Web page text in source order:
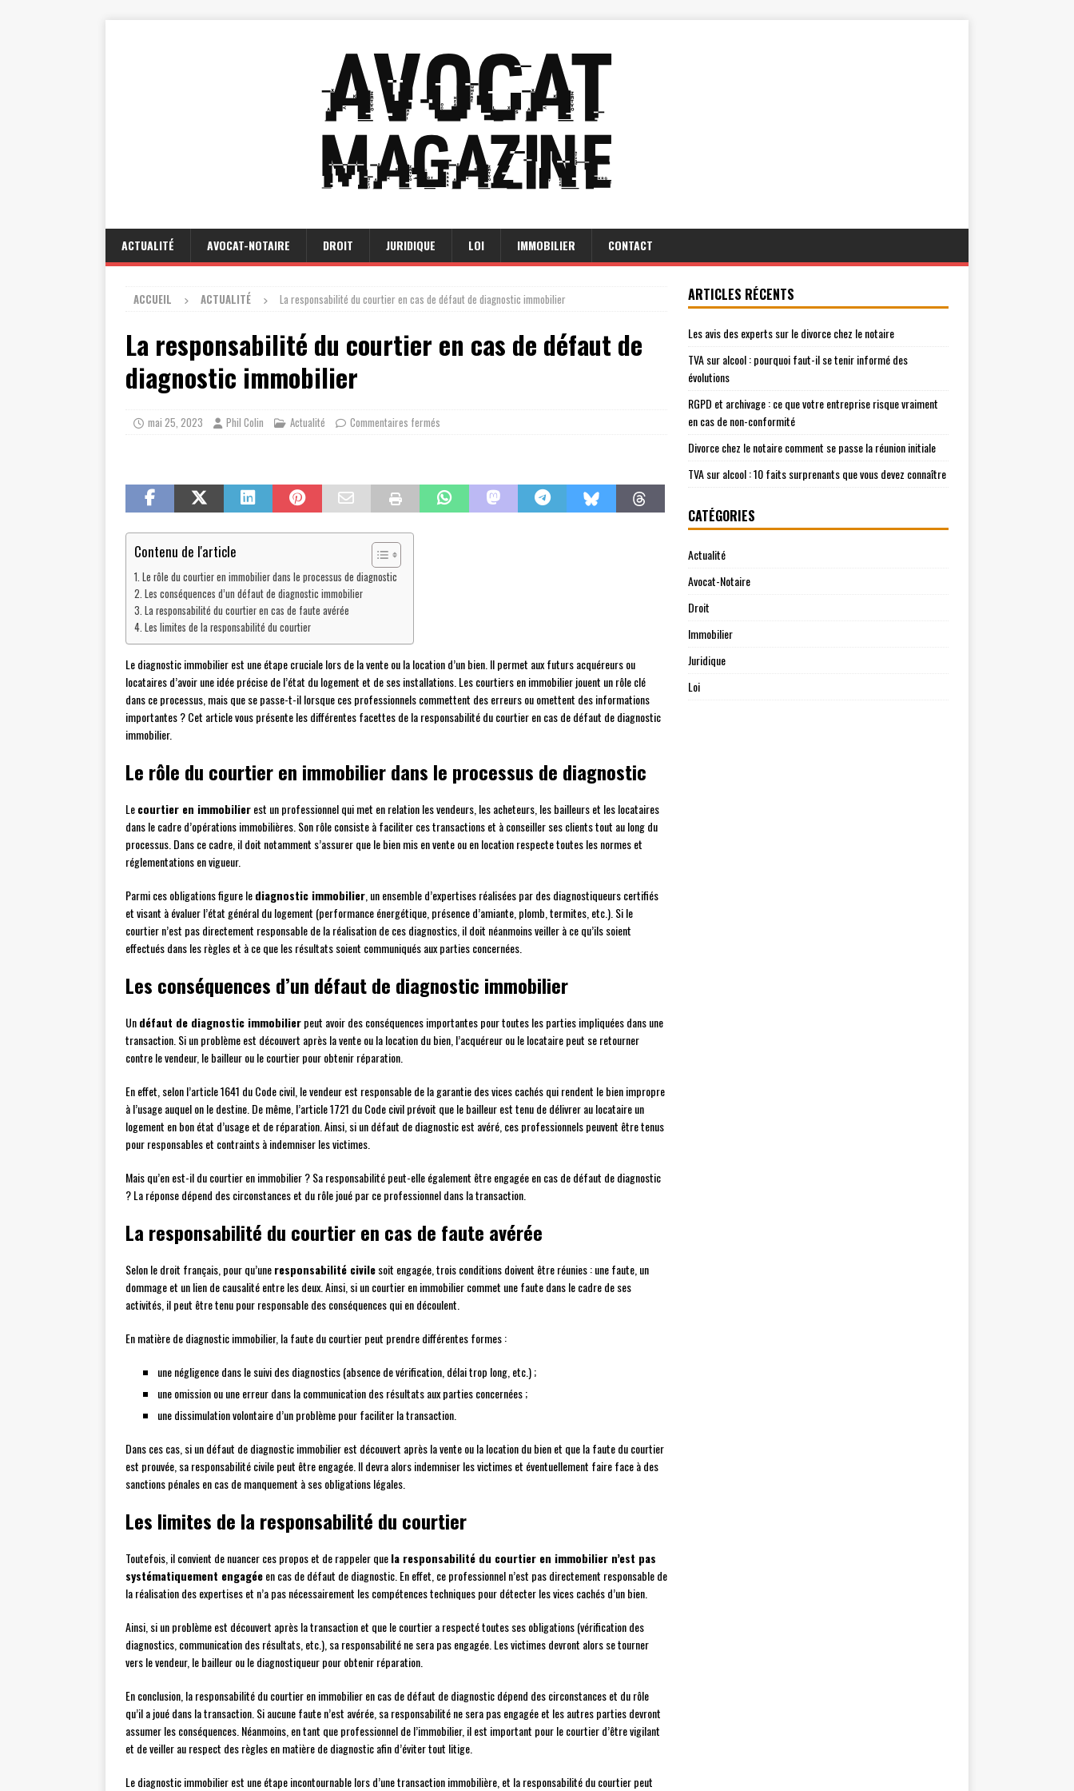
ACTUALITÉ AVOCAT-NOTAIRE DROIT JURIDIQUE LOI IMMOBILIER CONTACT
ACCUEIL ACTUALITÉ La responsabilité du courtier en cas de défaut de diagnostic immobilier
La responsabilité du courtier en cas de défaut de
diagnostic immobilier
mai 25, 2023 Phil Colin Actualité Commentaires fermés
Contenu de l'article
Le rôle du courtier en immobilier dans le processus de diagnostic
Les conséquences d’un défaut de diagnostic immobilier
La responsabilité du courtier en cas de faute avérée
Les limites de la responsabilité du courtier
Le diagnostic immobilier est une étape cruciale lors de la vente ou la location d’un bien. Il permet aux futurs acquéreurs ou
locataires d’avoir une idée précise de l’état du logement et de ses installations. Les courtiers en immobilier jouent un rôle clé
dans ce processus, mais que se passe-t-il lorsque ces professionnels commettent des erreurs ou omettent des informations
importantes ? Cet article vous présente les différentes facettes de la responsabilité du courtier en cas de défaut de diagnostic
immobilier.
Le rôle du courtier en immobilier dans le processus de diagnostic
Lecourtier en immobilierest un professionnel qui met en relation les vendeurs, les acheteurs, les bailleurs et les locataires
dans le cadre d’opérations immobilières. Son rôle consiste à faciliter ces transactions et à conseiller ses clients tout au long du
processus. Dans ce cadre, il doit notamment s’assurer que le bien mis en vente ou en location respecte toutes les normes et
réglementations en vigueur.
Parmi ces obligations figure lediagnostic immobilier , un ensemble d’expertises réalisées par des diagnostiqueurs certifiés
et visant à évaluer l’état général du logement (performance énergétique, présence d’amiante, plomb, termites, etc.). Si le
courtier n’est pas directement responsable de la réalisation de ces diagnostics, il doit néanmoins veiller à ce qu’ils soient
effectués dans les règles et à ce que les résultats soient communiqués aux parties concernées.
Les conséquences d’un défaut de diagnostic immobilier
Undéfaut de diagnostic immobilierpeut avoir des conséquences importantes pour toutes les parties impliquées dans une
transaction. Si un problème est découvert après la vente ou la location du bien, l’acquéreur ou le locataire peut se retourner
contre le vendeur, le bailleur ou le courtier pour obtenir réparation.
En effet, selon l’article 1641 du Code civil, le vendeur est responsable de la garantie des vices cachés qui rendent le bien impropre
à l’usage auquel on le destine. De même, l’article 1721 du Code civil prévoit que le bailleur est tenu de délivrer au locataire un
logement en bon état d’usage et de réparation. Ainsi, si un défaut de diagnostic est avéré, ces professionnels peuvent être tenus
pour responsables et contraints à indemniser les victimes.
Mais qu’en est-il du courtier en immobilier ? Sa responsabilité peut-elle également être engagée en cas de défaut de diagnostic
? La réponse dépend des circonstances et du rôle joué par ce professionnel dans la transaction.
La responsabilité du courtier en cas de faute avérée
Selon le droit français, pour qu’uneresponsabilité civilesoit engagée, trois conditions doivent être réunies : une faute, un
dommage et un lien de causalité entre les deux. Ainsi, si un courtier en immobilier commet une faute dans le cadre de ses
activités, il peut être tenu pour responsable des conséquences qui en découlent.
En matière de diagnostic immobilier, la faute du courtier peut prendre différentes formes :
une négligence dans le suivi des diagnostics (absence de vérification, délai trop long, etc.) ;
une omission ou une erreur dans la communication des résultats aux parties concernées ;
une dissimulation volontaire d’un problème pour faciliter la transaction.
Dans ces cas, si un défaut de diagnostic immobilier est découvert après la vente ou la location du bien et que la faute du courtier
est prouvée, sa responsabilité civile peut être engagée. Il devra alors indemniser les victimes et éventuellement faire face à des
sanctions pénales en cas de manquement à ses obligations légales.
Les limites de la responsabilité du courtier
Toutefois, il convient de nuancer ces propos et de rappeler quela responsabilité du courtier en immobilier n’est pas
systématiquement engagéeen cas de défaut de diagnostic. En effet, ce professionnel n’est pas directement responsable de
la réalisation des expertises et n’a pas nécessairement les compétences techniques pour détecter les vices cachés d’un bien.
Ainsi, si un problème est découvert après la transaction et que le courtier a respecté toutes ses obligations (vérification des
diagnostics, communication des résultats, etc.), sa responsabilité ne sera pas engagée. Les victimes devront alors se tourner
vers le vendeur, le bailleur ou le diagnostiqueur pour obtenir réparation.
En conclusion, la responsabilité du courtier en immobilier en cas de défaut de diagnostic dépend des circonstances et du rôle
qu’il a joué dans la transaction. Si aucune faute n’est avérée, sa responsabilité ne sera pas engagée et les autres parties devront
assumer les conséquences. Néanmoins, en tant que professionnel de l’immobilier, il est important pour le courtier d’être vigilant
et de veiller au respect des règles en matière de diagnostic afin d’éviter tout litige.
Le diagnostic immobilier est une étape incontournable lors d’une transaction immobilière, et la responsabilité du courtier peut
ARTICLES RÉCENTS
Les avis des experts sur le divorce chez le notaire
TVA sur alcool : pourquoi faut-il se tenir informé des
évolutions
RGPD et archivage : ce que votre entreprise risque vraiment
en cas de non-conformité
Divorce chez le notaire comment se passe la réunion initiale
TVA sur alcool : 10 faits surprenants que vous devez connaître
CATÉGORIES
Actualité
Avocat-Notaire
Droit
Immobilier
Juridique
Loi